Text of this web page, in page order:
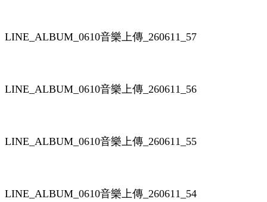
LINE_ALBUM_0610音樂上傳_260611_57
LINE_ALBUM_0610音樂上傳_260611_56
LINE_ALBUM_0610音樂上傳_260611_55
LINE_ALBUM_0610音樂上傳_260611_54